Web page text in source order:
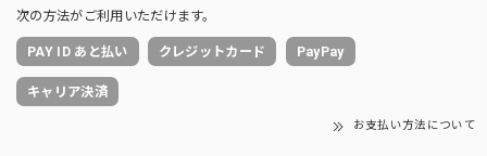
次の方法がご利用いただけます。
PAY ID あと払い クレジットカード PayPay
キャリア決済
お支払い方法について